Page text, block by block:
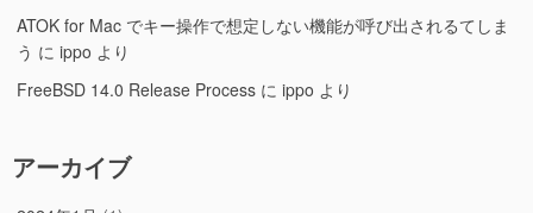
ATOK for Mac でキー操作で想定しない機能が呼び出されるてしま
う に ippo より
FreeBSD 14.0 Release Process に ippo より
アーカイブ